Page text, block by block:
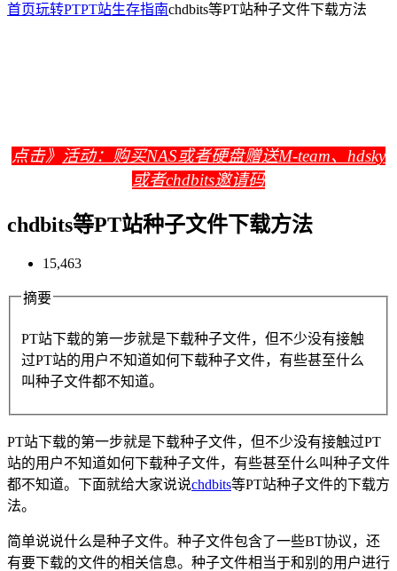
首页玩转PTPT站生存指南chdbits等PT站种子文件下载方法
点击》 活动：购买NAS或者硬盘赠送M-team、hdsky
或者chdbits邀请码
chdbits等PT站种子文件下载方法
15,463
摘要
PT站下载的第一步就是下载种子文件，但不少没有接触
过PT站的用户不知道如何下载种子文件，有些甚至什么
叫种子文件都不知道。
PT站下载的第一步就是下载种子文件，但不少没有接触过PT
站的用户不知道如何下载种子文件，有些甚至什么叫种子文件
都不知道。下面就给大家说说chdbits等PT站种子文件的下载方
法。
简单说说什么是种子文件。种子文件包含了一些BT协议，还
有要下载的文件的相关信息。种子文件相当于和别的用户进行